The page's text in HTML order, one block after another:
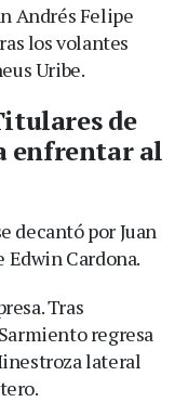
Andrés Felipe
los volantes
Uribe.
de
enfrentar al
decantó por Juan
Cardona.
Tras
regresa
lateral